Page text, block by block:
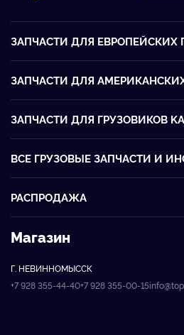
ЗАПЧАСТИ ДЛЯ ЕВРОПЕЙСКИХ
ЗАПЧАСТИ ДЛЯ
ЗАПЧАСТИ ДЛЯ ГРУЗОВИКОВ
ВСЕ ГРУЗОВЫЕ ЗАПЧАСТИ И
РАСПРОДАЖА
Магазин
Г. НЕВИННОМЫССК
+7 928 355-44-40+7 928 355-00-15